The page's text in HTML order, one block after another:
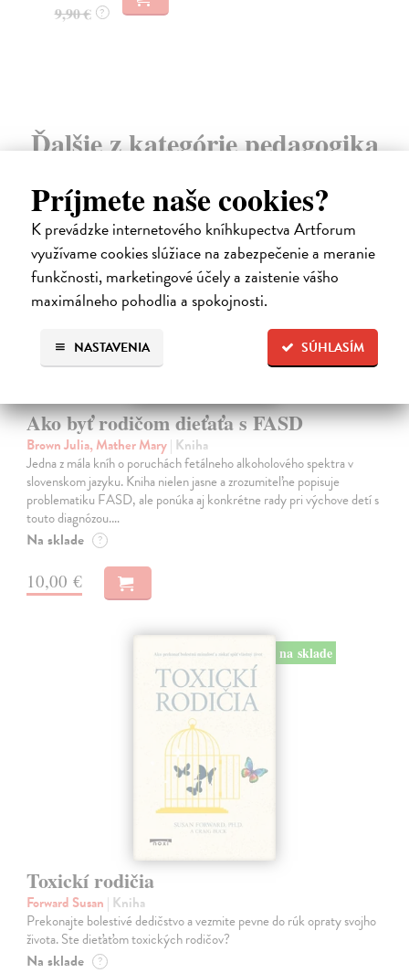
Príjmete naše cookies?
K prevádzke internetového kníhkupectva Artforum
využívame cookies slúžiace na zabezpečenie a meranie
funkčnosti, marketingové účely a zaistenie vášho
maximálneho pohodlia a spokojnosti.
SÚHLASÍM
NASTAVENIA
9,90 € ?
Ďalšie z kategórie pedagogika
na sklade
Ako byť rodičom dieťaťa s FASD
Brown Julia, Mather Mary| Kniha
Jedna z mála kníh o poruchách fetálneho alkoholového spektra v
slovenskom jazyku. Kniha nielen jasne a zrozumiteľne popisuje
problematiku FASD, ale ponúka aj konkrétne rady pri výchove detí s
touto diagnózou.…
Na sklade ?
10,00 €
na sklade
Toxickí rodičia
Forward Susan | Kniha
Prekonajte bolestivé dedičstvo a vezmite pevne do rúk opraty svojho
života. Ste dieťaťom toxických rodičov?
Na sklade ?